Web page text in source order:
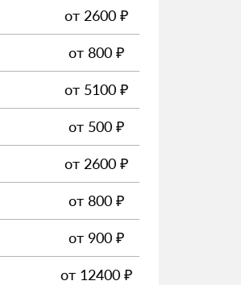
от 2600 ₽
от 800 ₽
от 5100 ₽
от 500 ₽
от 2600 ₽
от 800 ₽
от 900 ₽
от 12400 ₽